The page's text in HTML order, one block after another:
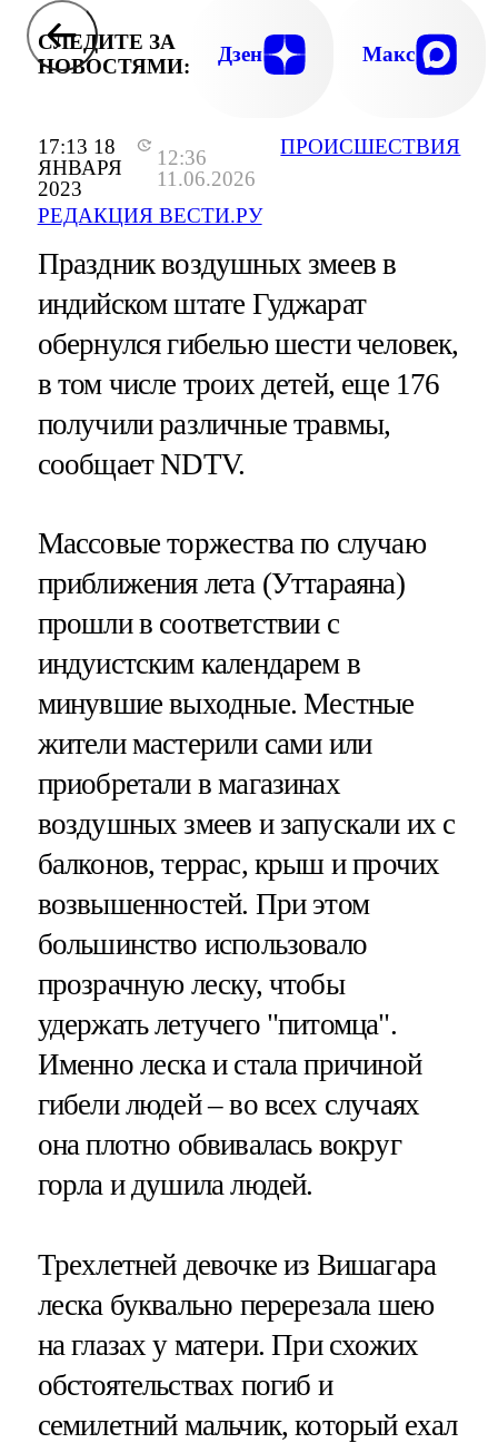
17:13 18
ЯНВАРЯ
2023
12:36
11.06.2026
РЕДАКЦИЯ ВЕСТИ.РУ
ПРОИСШЕСТВИЯ
СЛЕДИТЕ ЗА
НОВОСТЯМИ:
Дзен Макс
Праздник воздушных змеев в
индийском штате Гуджарат
обернулся гибелью шести человек,
в том числе троих детей, еще 176
получили различные травмы,
сообщает NDTV.
Массовые торжества по случаю
приближения лета (Уттараяна)
прошли в соответствии с
индуистским календарем в
минувшие выходные. Местные
жители мастерили сами или
приобретали в магазинах
воздушных змеев и запускали их с
балконов, террас, крыш и прочих
возвышенностей. При этом
большинство использовало
прозрачную леску, чтобы
удержать летучего "питомца".
Именно леска и стала причиной
гибели людей – во всех случаях
она плотно обвивалась вокруг
горла и душила людей.
Трехлетней девочке из Вишагара
леска буквально перерезала шею
на глазах у матери. При схожих
обстоятельствах погиб и
семилетний мальчик, который ехал